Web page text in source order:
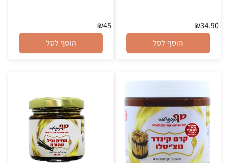
₪34.90
הוסף לסל
₪45
הוסף לסל